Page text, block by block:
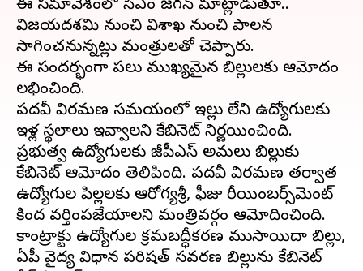
ఈ సమావేశంలో సీఎం జగన్ మాట్లాడుతూ..
విజయదశమి నుంచి విశాఖ నుంచి పాలన
సాగించనున్నట్లు మంత్రులతో చెప్పారు.
ఈ సందర్భంగా పలు ముఖ్యమైన బిల్లులకు ఆమోదం
లభించింది.
పదవీ విరమణ సమయంలో ఇల్లు లేని ఉద్యోగులకు
ఇళ్ల స్థలాలు ఇవ్వాలని కేబినెట్ నిర్ణయించింది.
ప్రభుత్వ ఉద్యోగులకు జీపీఎస్ అమలు బిల్లుకు
కేబినెట్ ఆమోదం తెలిపింది. పదవీ విరమణ తర్వాత
ఉద్యోగుల పిల్లలకు ఆరోగ్యశ్రీ, ఫీజు రీయింబర్స్‌మెంట్‌
కింద వర్తింపజేయాలని మంత్రివర్గం ఆమోదించింది.
కాంట్రాక్టు ఉద్యోగుల క్రమబద్ధీకరణ ముసాయిదా బిల్లు,
ఏపీ వైద్య విధాన పరిషత్ సవరణ బిల్లును కేబినెట్